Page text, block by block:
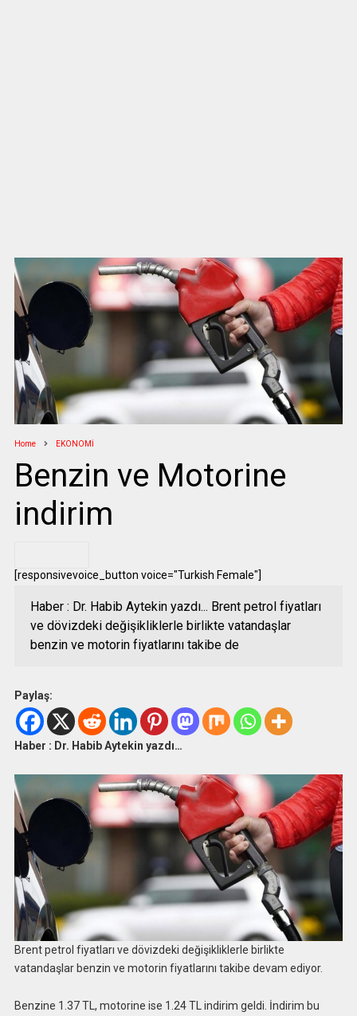
Home EKONOMİ
Benzin ve Motorine
indirim
[responsivevoice_button voice="Turkish Female"]
Haber : Dr. Habib Aytekin yazdı... Brent petrol fiyatları
ve dövizdeki değişikliklerle birlikte vatandaşlar
benzin ve motorin fiyatlarını takibe de
Paylaş:
Haber : Dr. Habib Aytekin yazdı…
Brent petrol fiyatları ve dövizdeki değişikliklerle birlikte
vatandaşlar benzin ve motorin fiyatlarını takibe devam ediyor.
Benzine 1.37 TL, motorine ise 1.24 TL indirim geldi. İndirim bu